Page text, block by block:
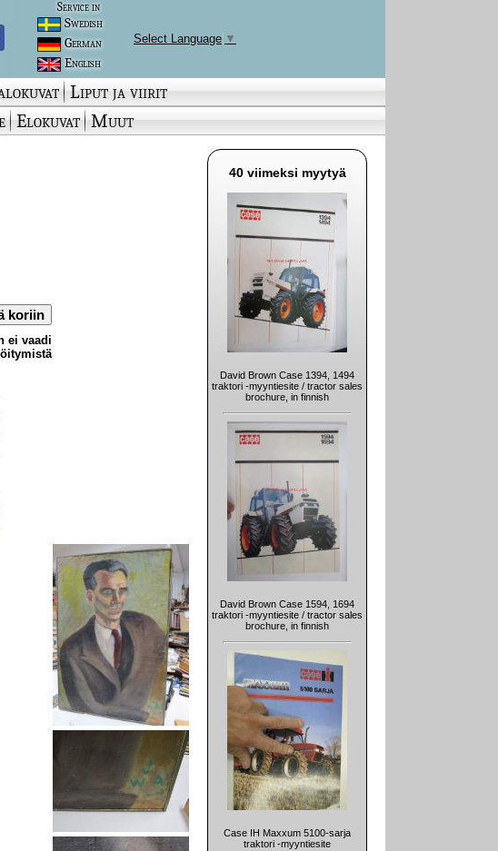
Service in
Swedish
German
English
Select Language ▼
Liput ja viirit
Elokuvat Muut
koriin
ei vaadi
40 viimeksi myytyä
David Brown Case 1394, 1494
traktori -myyntiesite / tractor sales
brochure, in finnish
David Brown Case 1594, 1694
traktori -myyntiesite / tractor sales
brochure, in finnish
Case IH Maxxum 5100-sarja
traktori -myyntiesite